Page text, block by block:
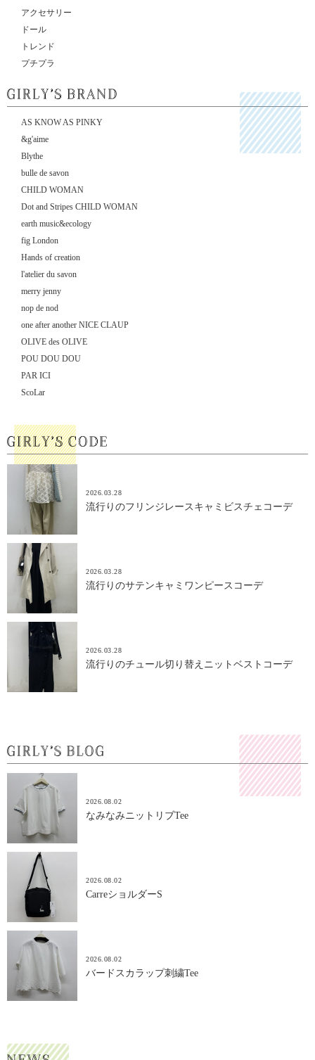
アクセサリー
ドール
トレンド
プチプラ
AS KNOW AS PINKY
&g'aime
Blythe
bulle de savon
CHILD WOMAN
Dot and Stripes CHILD WOMAN
earth music&ecology
fig London
Hands of creation
l'atelier du savon
merry jenny
nop de nod
one after another NICE CLAUP
OLIVE des OLIVE
POU DOU DOU
PAR ICI
ScoLar
2026.03.28
流行りのフリンジレースキャミビスチェコーデ
2026.03.28
流行りのサテンキャミワンピースコーデ
2026.03.28
流行りのチュール切り替えニットベストコーデ
2026.08.02
なみなみニットリブTee
2026.08.02
CarreショルダーS
2026.08.02
バードスカラップ刺繍Tee